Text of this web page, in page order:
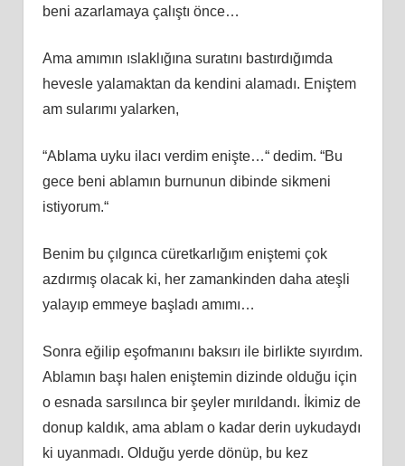
beni azarlamaya çalıştı önce…
Ama amımın ıslaklığına suratını bastırdığımda
hevesle yalamaktan da kendini alamadı. Eniştem
am sularımı yalarken,
“Ablama uyku ilacı verdim enişte…“ dedim. “Bu
gece beni ablamın burnunun dibinde sikmeni
istiyorum.“
Benim bu çılgınca cüretkarlığım eniştemi çok
azdırmış olacak ki, her zamankinden daha ateşli
yalayıp emmeye başladı amımı…
Sonra eğilip eşofmanını baksırı ile birlikte sıyırdım.
Ablamın başı halen eniştemin dizinde olduğu için
o esnada sarsılınca bir şeyler mırıldandı. İkimiz de
donup kaldık, ama ablam o kadar derin uykudaydı
ki uyanmadı. Olduğu yerde dönüp, bu kez